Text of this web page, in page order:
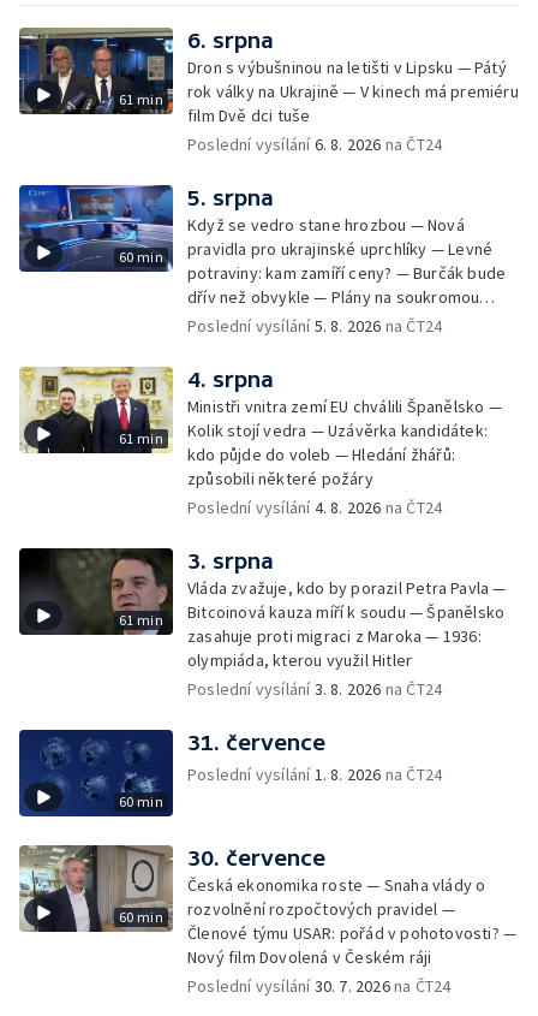
61 min
6. srpna
Dron s výbušninou na letišti v Lipsku — Pátý
rok války na Ukrajině — V kinech má premiéru
film Dvě dci tuše
Poslední vysílání6. 8. 2026 na ČT24
60 min
5. srpna
Když se vedro stane hrozbou — Nová
pravidla pro ukrajinské uprchlíky — Levné
potraviny: kam zamíří ceny? — Burčák bude
dřív než obvykle — Plány na soukromou
orbitální stanici
Poslední vysílání5. 8. 2026 na ČT24
61 min
4. srpna
Ministři vnitra zemí EU chválili Španělsko —
Kolik stojí vedra — Uzávěrka kandidátek:
kdo půjde do voleb — Hledání žhářů:
způsobili některé požáry
Poslední vysílání4. 8. 2026 na ČT24
61 min
3. srpna
Vláda zvažuje, kdo by porazil Petra Pavla —
Bitcoinová kauza míří k soudu — Španělsko
zasahuje proti migraci z Maroka — 1936:
olympiáda, kterou využil Hitler
Poslední vysílání3. 8. 2026 na ČT24
60 min
31. července
Poslední vysílání1. 8. 2026 na ČT24
60 min
30. července
Česká ekonomika roste — Snaha vlády o
rozvolnění rozpočtových pravidel —
Členové týmu USAR: pořád v pohotovosti? —
Nový film Dovolená v Českém ráji
Poslední vysílání30. 7. 2026na ČT24